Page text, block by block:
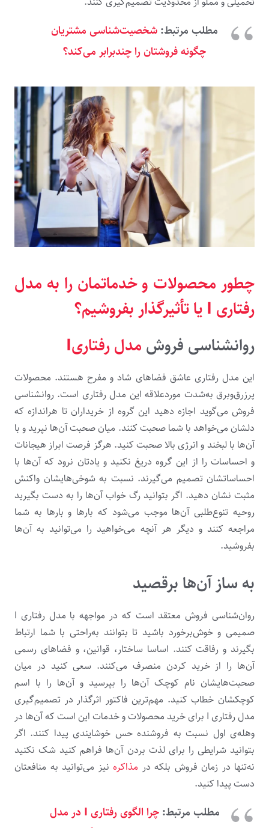
مطلب مرتبط: شخصیت‌شناسی مشتریان
چگونه فروشتان را چندبرابر می‌کند؟
چطور محصولات و خدماتمان را به مدل
رفتاری I یا تأثیرگذار بفروشیم؟
روانشناسی فروش مدل رفتاریI
این مدل رفتاری عاشق فضاهای شاد و مفرح هستند. محصولات
پرزرق‌وبرق به‌شدت موردعلاقه این مدل رفتاری است. روانشناسی
فروش می‌گوید اجازه دهید این گروه از خریداران تا هراندازه که
دلشان می‌خواهد با شما صحبت کنند. میان صحبت آن‌ها نپرید و با
آن‌ها با لبخند و انرژی بالا صحبت کنید. هرگز فرصت ابراز هیجانات
و احساسات را از این گروه دریغ نکنید و یادتان نرود که آن‌ها با
احساساتشان تصمیم می‌گیرند. نسبت به شوخی‌هایشان واکنش
مثبت نشان دهید. اگر بتوانید رگ خواب آن‌ها را به دست بگیرید
روحیه تنوع‌طلبی آن‌ها موجب می‌شود که بارها و بارها به شما
مراجعه کنند و دیگر هر آنچه می‌خواهید را می‌توانید به آن‌ها
بفروشید.
به ساز آن‌ها برقصید
روان‌شناسی فروش معتقد است که در مواجهه با مدل رفتاری I
صمیمی و خوش‌برخورد باشید تا بتوانند به‌راحتی با شما ارتباط
بگیرند و رفاقت کنند. اساسا ساختار، قوانین، و فضاهای رسمی
آن‌ها را از خرید کردن منصرف می‌کنند. سعی کنید در میان
صحبت‌هایشان نام کوچک آن‌ها را بپرسید و آن‌ها را با اسم
کوچکشان خطاب کنید. مهم‌ترین فاکتور اثرگذار در تصمیم‌گیری
مدل رفتاری I برای خرید محصولات و خدمات این است که آن‌ها در
وهله‌ی اول نسبت به فروشنده حس خوشایندی پیدا کنند. اگر
بتوانید شرایطی را برای لذت بردن آن‌ها فراهم کنید شک نکنید
نه‌تنها در زمان فروش بلکه در مذاکره نیز می‌توانید به منافعتان
دست پیدا کنید.
مطلب مرتبط:
چرا الگوی رفتاری I در مدل